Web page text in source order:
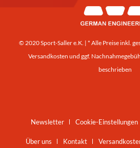
© 2020 Sport-Saller e.K. | * Alle Preise inkl.
Versandkosten und ggf.
beschrieben
Newsletter Cookie-Einstellungen
Über uns Kontakt